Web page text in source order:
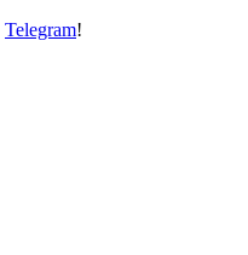
Telegram!